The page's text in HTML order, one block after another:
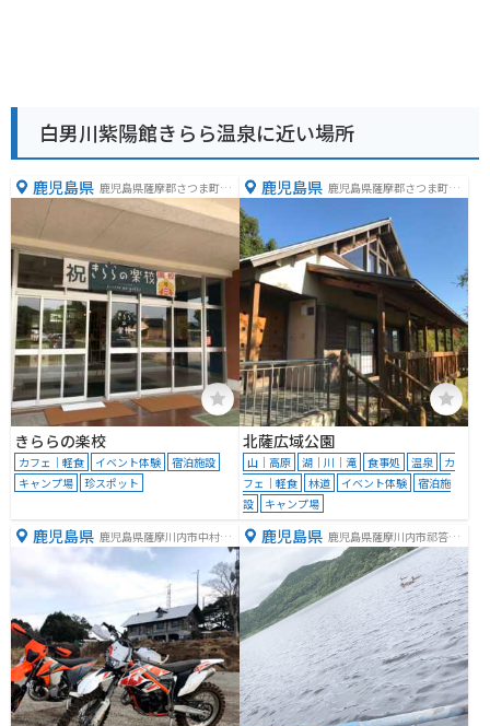
白男川紫陽館きらら温泉に近い場所
鹿児島県 鹿児島県薩摩郡さつま町白
男川１５０１−１
きららの楽校
カフェ｜軽食 イベント体験
宿泊施設
キャンプ場
珍スポット
鹿児島県 鹿児島県薩摩郡さつま町虎
北薩広域公園
山｜高原 湖｜川｜滝 食事処 温泉
カ
フェ｜軽食
林道 イベント体験
宿泊施
設
キャンプ場
鹿児島県 鹿児島県薩摩川内市中村町
６７７７−２１
鹿児島県 鹿児島県薩摩川内市祁答院
町藺牟田１９９９−２